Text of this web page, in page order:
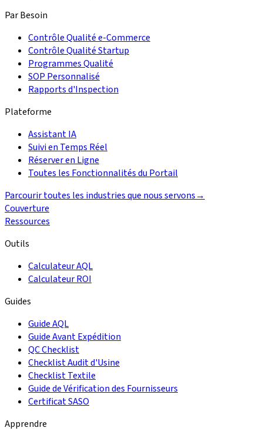
Par Besoin
Contrôle Qualité e-Commerce
Contrôle Qualité Startup
Programmes Qualité
SOP Personnalisé
Rapports d'Inspection
Plateforme
Assistant IA
Suivi en Temps Réel
Réserver en Ligne
Toutes les Fonctionnalités du Portail
Parcourir toutes les industries que nous servons→
Couverture
Ressources
Outils
Calculateur AQL
Calculateur ROI
Guides
Guide AQL
Guide Avant Expédition
QC Checklist
Checklist Audit d'Usine
Checklist Textile
Guide de Vérification des Fournisseurs
Certificat SASO
Apprendre